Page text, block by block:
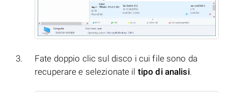
Fate doppio clic sul disco i cui file sono da
recuperare e selezionate il tipo di analisi.